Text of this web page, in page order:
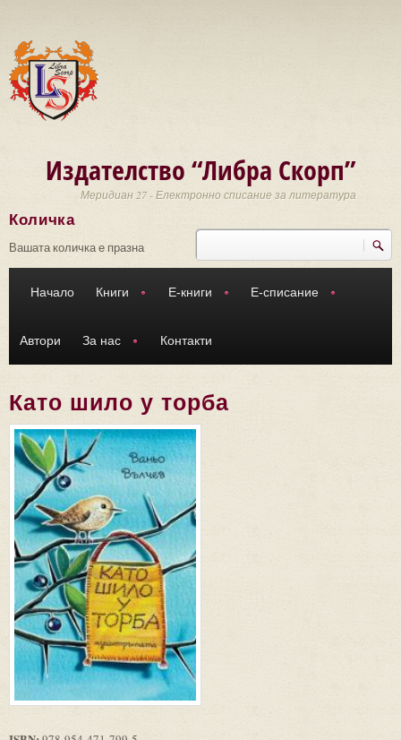
Издателство “Либра Скорп”
Меридиан 27 - Електронно списание за литература
Търси
Количка
Вашата количка е празна
Начало Книги Е-книги Е-списание
Автори За нас Контакти
Като шило у торба